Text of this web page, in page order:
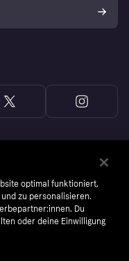
optimal funktioniert,
zu personalisieren.
Du
oder deine Einwilligung